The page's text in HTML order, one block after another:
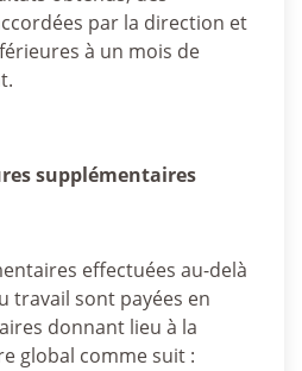
par la direction et
à un mois de
supplémentaires
effectuées au-delà
travail sont payées en
donnant lieu à la
global comme suit :